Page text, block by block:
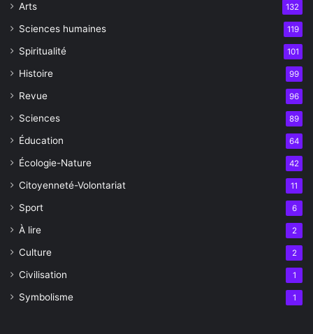
Arts 132
Sciences humaines 119
Spiritualité 101
Histoire 99
Revue 96
Sciences 89
Éducation 64
Écologie-Nature 42
Citoyenneté-Volontariat 11
Sport 6
À lire 2
Culture 2
Civilisation 1
Symbolisme 1